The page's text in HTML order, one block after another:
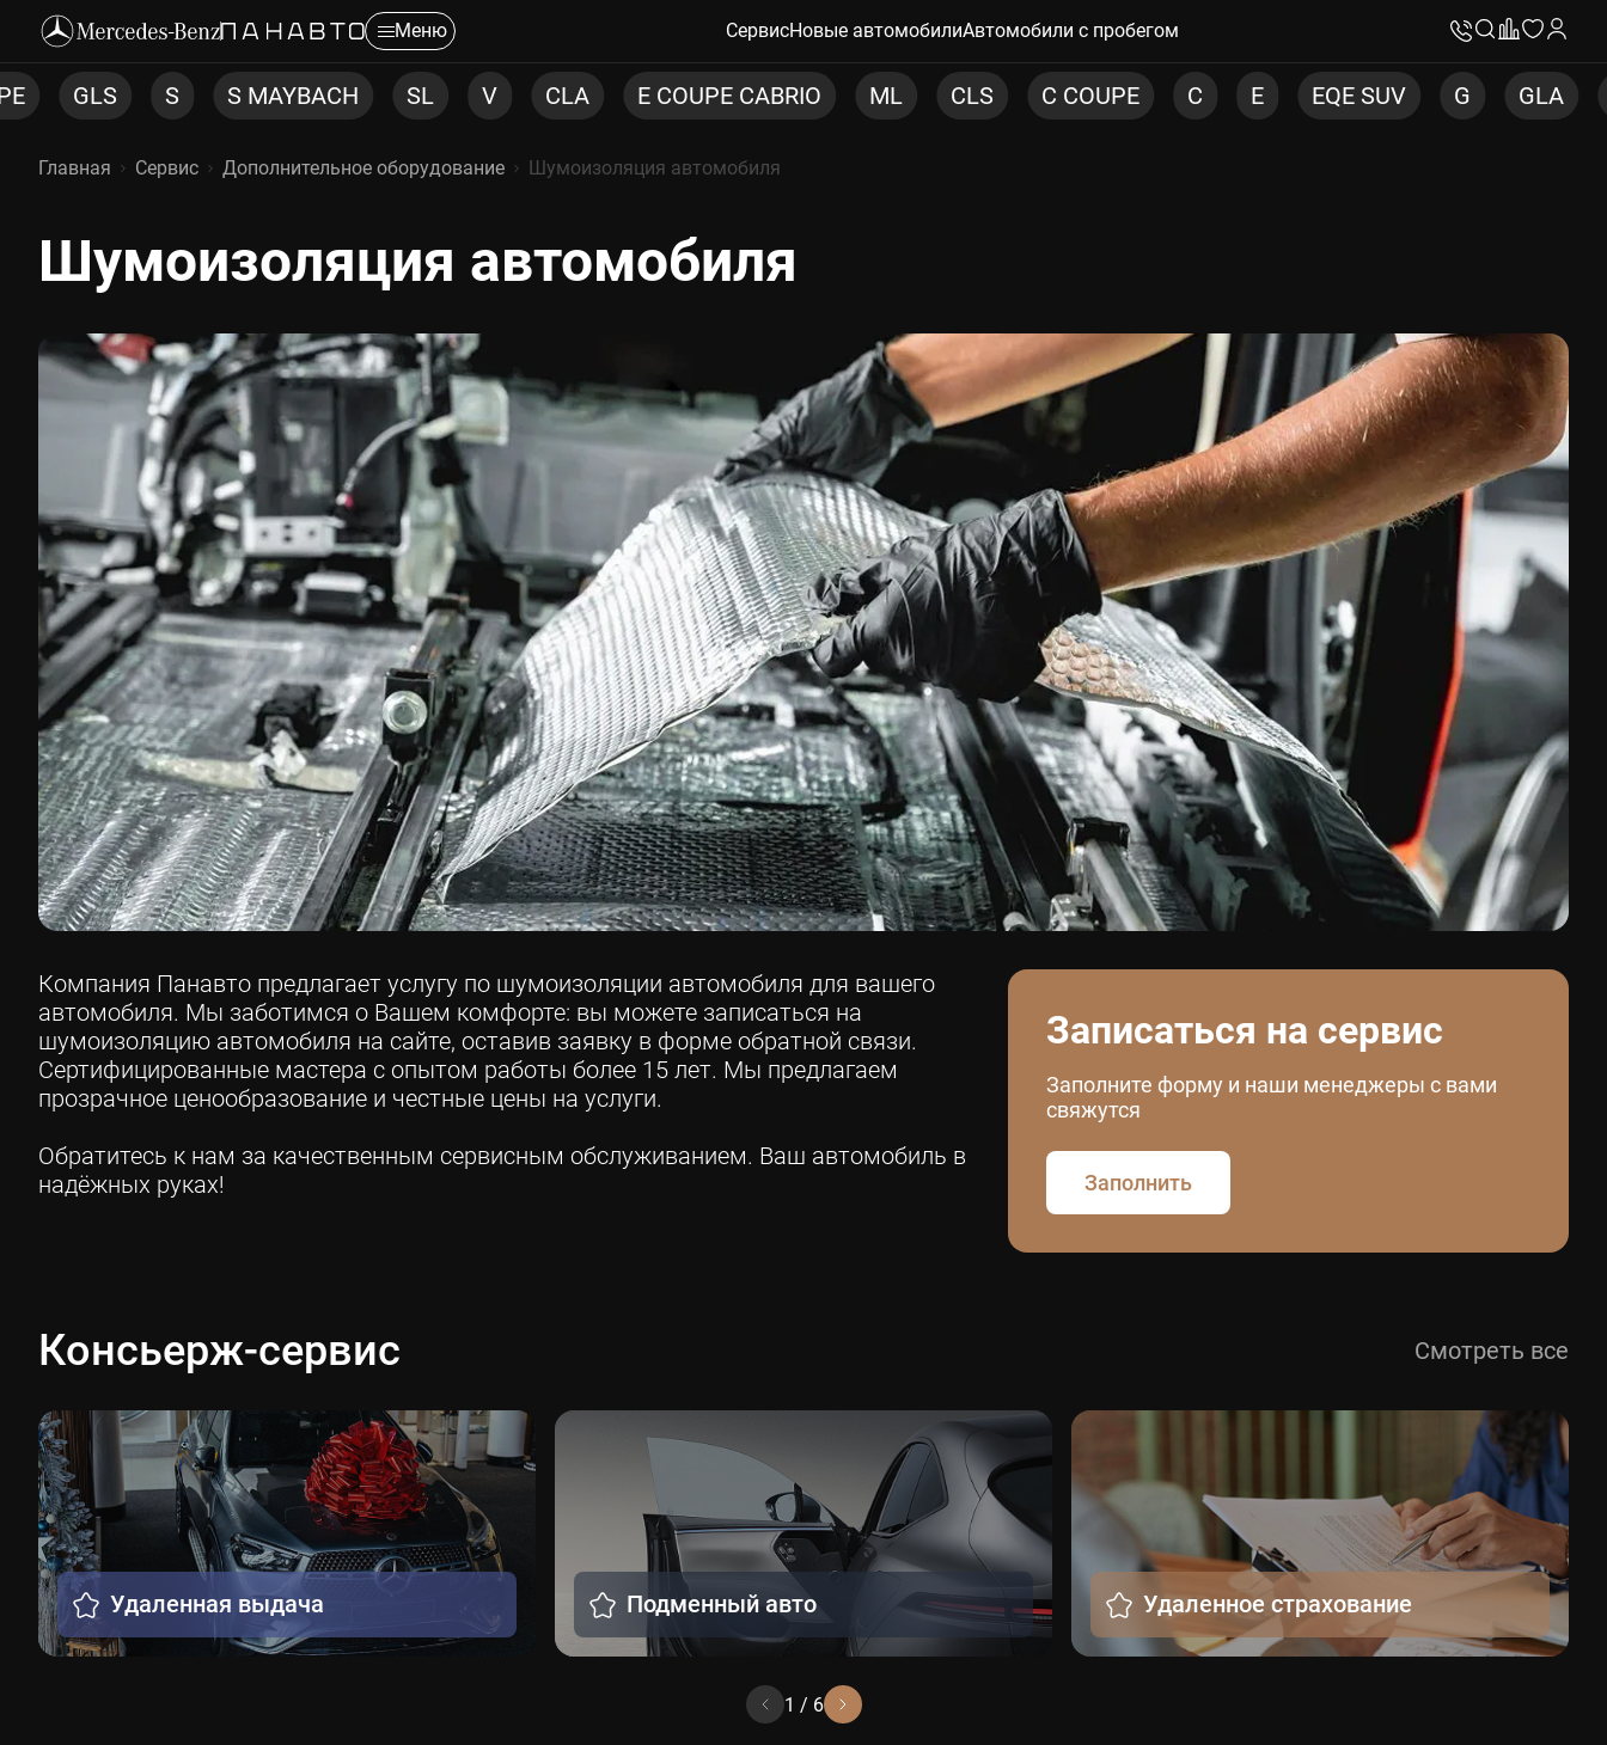
Меню СервисНовые автомобилиАвтомобили с пробегом
S MAYBACH SL V CLA E COUPE CABRIO ML CLS C COUPE C E EQE SUV GLA GLB GLC
Главная Сервис Дополнительное оборудование Шумоизоляция автомобиля
Шумоизоляция автомобиля
Компания Панавто предлагает услугу по шумоизоляции автомобиля для вашего
автомобиля. Мы заботимся о Вашем комфорте: вы можете записаться на
шумоизоляцию автомобиля на сайте, оставив заявку в форме обратной связи.
Сертифицированные мастера с опытом работы более 15 лет. Мы предлагаем
прозрачное ценообразование и честные цены на услуги.
Обратитесь к нам за качественным сервисным обслуживанием. Ваш автомобиль в
надёжных руках!
Записаться на сервис
Заполните форму и наши менеджеры с вами
свяжутся
Заполнить
Консьерж-сервис Смотреть все
Удаленная выдача Подменный авто Удаленное страхование
1 / 6